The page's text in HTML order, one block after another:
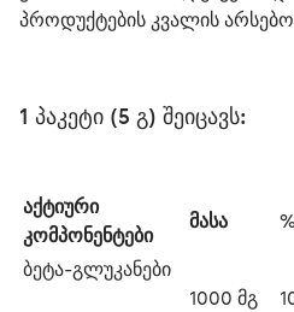
პროდუქტების კვალის
1 პაკეტი (5 გ) შეიცავს:
აქტიური
კომპონენტები
მასა
ბეტა-გლუკანები
1000 მგ